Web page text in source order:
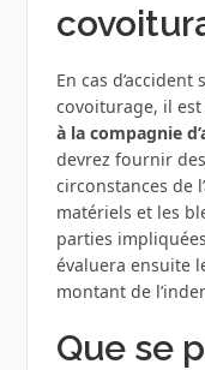
En cas
covoiturage, il
à la compagnie
devrez fournir
circonstances de
matériels et les
parties
évaluera ensuite
montant de
Que se